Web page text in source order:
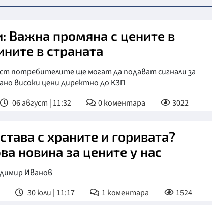
Важна промяна с цените в
в страната
потребителите ще могат да подават сигнали за
високи цени директно до КЗП
06 август | 11:32 0коментара 3022
с храните и горивата?
новина за цените у нас
Иванов
30 юли | 11:17 1 коментара 1524